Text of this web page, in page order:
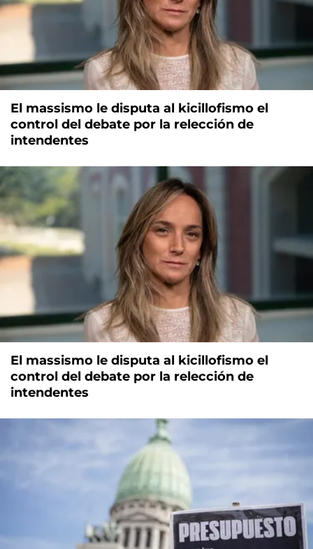
El massismo le disputa al kicillofismo el
control del debate por la relección de
intendentes
El massismo le disputa al kicillofismo el
control del debate por la relección de
intendentes